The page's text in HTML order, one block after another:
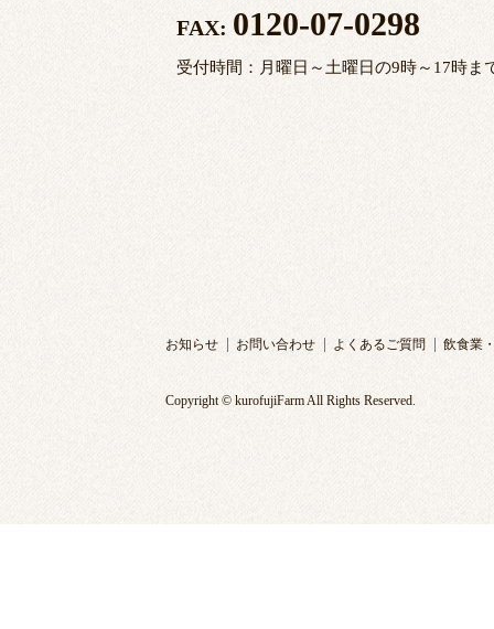
FAX: 0120-07-0298
受付時間：月曜日～土曜日の9時～17時ま
お知らせ お問い合わせ よくあるご質問 飲食業
Copyright © kurofujiFarm All Rights Reserved.